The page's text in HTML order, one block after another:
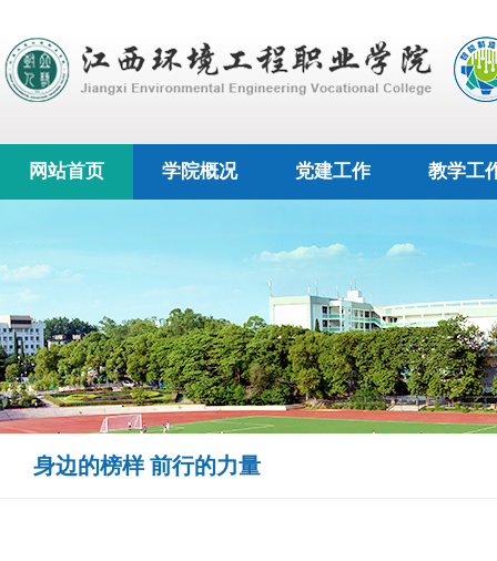
网站首页 学院概况 党建工作 教学工
身边的榜样 前行的力量